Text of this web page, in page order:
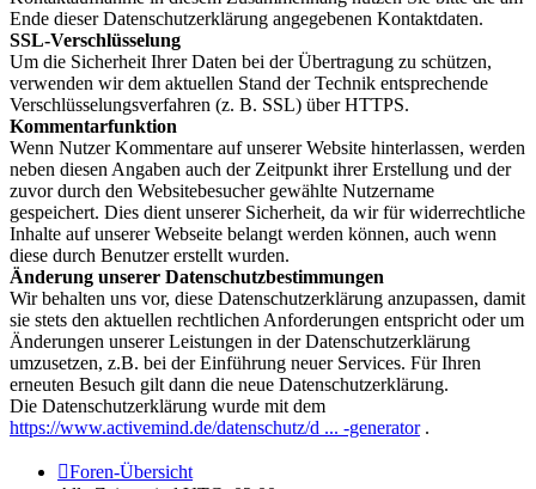
Ende dieser Datenschutzerklärung angegebenen Kontaktdaten.
SSL-Verschlüsselung
Um die Sicherheit Ihrer Daten bei der Übertragung zu schützen,
verwenden wir dem aktuellen Stand der Technik entsprechende
Verschlüsselungsverfahren (z. B. SSL) über HTTPS.
Kommentarfunktion
Wenn Nutzer Kommentare auf unserer Website hinterlassen, werden
neben diesen Angaben auch der Zeitpunkt ihrer Erstellung und der
zuvor durch den Websitebesucher gewählte Nutzername
gespeichert. Dies dient unserer Sicherheit, da wir für widerrechtliche
Inhalte auf unserer Webseite belangt werden können, auch wenn
diese durch Benutzer erstellt wurden.
Änderung unserer Datenschutzbestimmungen
Wir behalten uns vor, diese Datenschutzerklärung anzupassen, damit
sie stets den aktuellen rechtlichen Anforderungen entspricht oder um
Änderungen unserer Leistungen in der Datenschutzerklärung
umzusetzen, z.B. bei der Einführung neuer Services. Für Ihren
erneuten Besuch gilt dann die neue Datenschutzerklärung.
Die Datenschutzerklärung wurde mit dem
https://www.activemind.de/datenschutz/d ... -generator.
Foren-Übersicht